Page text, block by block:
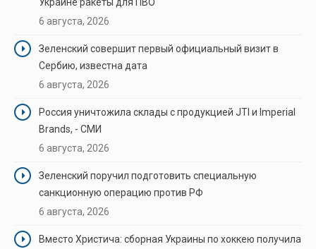
6 августа, 2026
Зеленский совершит первый официальный визит в
Сербию, известна дата
6 августа, 2026
Россия уничтожила склады с продукцией JTI и Imperial
Brands, - СМИ
6 августа, 2026
Зеленский поручил подготовить специальную
санкционную операцию против РФ
6 августа, 2026
Вместо Христича: сборная Украины по хоккею получила